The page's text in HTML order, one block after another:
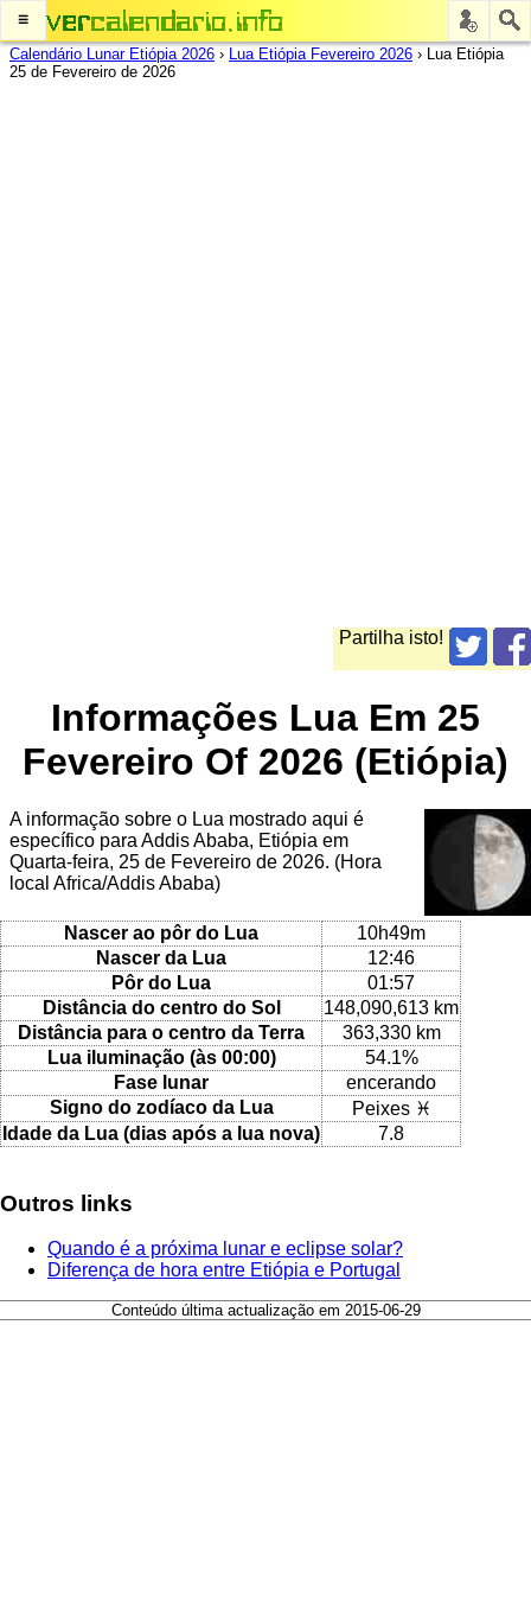
≡
Calendário Lunar Etiópia 2026 › Lua Etiópia Fevereiro 2026 › Lua Etiópia
25 de Fevereiro de 2026
Partilha isto!
Informações Lua Em 25
Fevereiro Of 2026 (Etiópia)
A informação sobre o Lua mostrado aqui é
específico para Addis Ababa, Etiópia em
Quarta-feira, 25 de Fevereiro de 2026. (Hora
local Africa/Addis Ababa)
Nascer ao pôr do Lua
10h49m
Nascer da Lua
12:46
Pôr do Lua
01:57
Distância do centro do Sol
148,090,613 km
Distância para o centro da Terra
363,330 km
Lua iluminação (às 00:00)
54.1%
Fase lunar
encerando
Signo do zodíaco da Lua
Peixes ♓
Idade da Lua (dias após a lua nova)
7.8
Outros links
Quando é a próxima lunar e eclipse solar?
Diferença de hora entre Etiópia e Portugal
Conteúdo última actualização em 2015-06-29